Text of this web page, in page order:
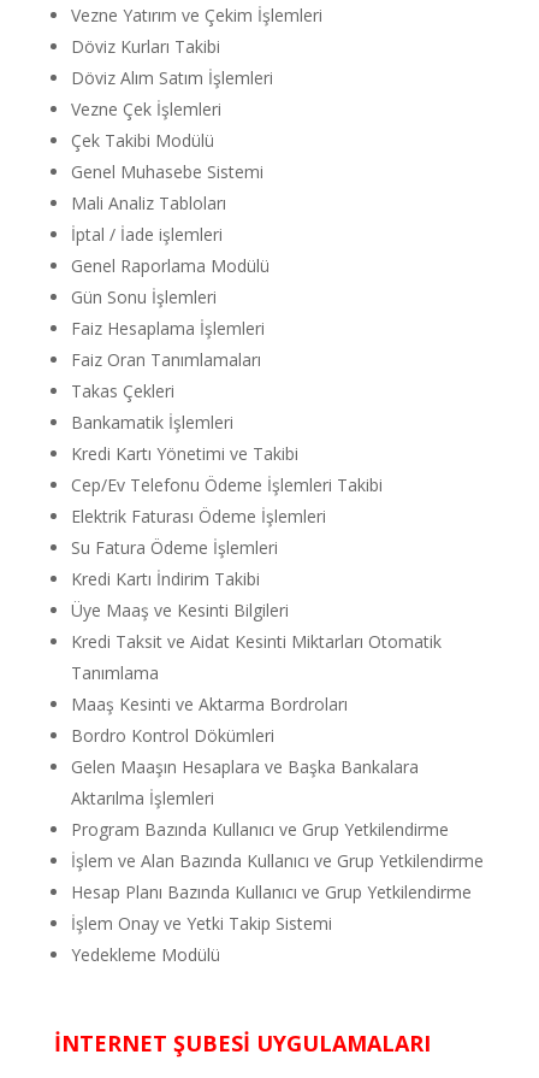
Vezne Yatırım ve Çekim İşlemleri
Döviz Kurları Takibi
Döviz Alım Satım İşlemleri
Vezne Çek İşlemleri
Çek Takibi Modülü
Genel Muhasebe Sistemi
Mali Analiz Tabloları
İptal / İade işlemleri
Genel Raporlama Modülü
Gün Sonu İşlemleri
Faiz Hesaplama İşlemleri
Faiz Oran Tanımlamaları
Takas Çekleri
Bankamatik İşlemleri
Kredi Kartı Yönetimi ve Takibi
Cep/Ev Telefonu Ödeme İşlemleri Takibi
Elektrik Faturası Ödeme İşlemleri
Su Fatura Ödeme İşlemleri
Kredi Kartı İndirim Takibi
Üye Maaş ve Kesinti Bilgileri
Kredi Taksit ve Aidat Kesinti Miktarları Otomatik
Tanımlama
Maaş Kesinti ve Aktarma Bordroları
Bordro Kontrol Dökümleri
Gelen Maaşın Hesaplara ve Başka Bankalara
Aktarılma İşlemleri
Program Bazında Kullanıcı ve Grup Yetkilendirme
İşlem ve Alan Bazında Kullanıcı ve Grup Yetkilendirme
Hesap Planı Bazında Kullanıcı ve Grup Yetkilendirme
İşlem Onay ve Yetki Takip Sistemi
Yedekleme Modülü
İNTERNET ŞUBESİ UYGULAMALARI